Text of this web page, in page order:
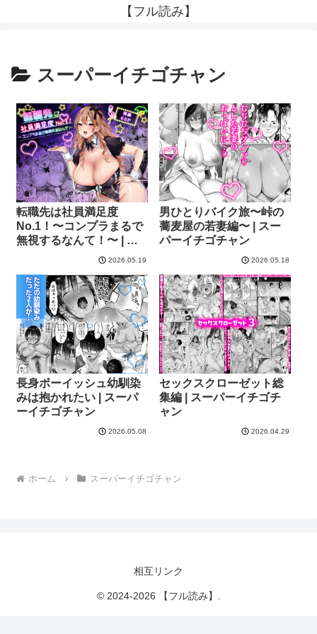
【フル読み】
スーパーイチゴチャン
転職先は社員満足度
No.1！〜コンプラまるで
無視するなんて！〜 | ス
ーパーイチゴチャン2026.05.19
男ひとりバイク旅〜峠の
蕎麦屋の若妻編〜 | スー
パーイチゴチャン
2026.05.18
長身ボーイッシュ幼馴染
みは抱かれたい | スーパ
ーイチゴチャン
2026.05.08
セックスクローゼット総
集編 | スーパーイチゴチ
ャン
2026.04.29
ホーム スーパーイチゴチャン
相互リンク
© 2024-2026 【フル読み】.